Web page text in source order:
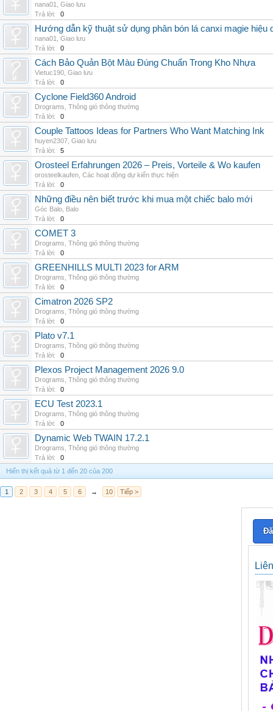
nana01
Giao lưu
Trả lời:
0
Hướng dẫn kỹ thuật sử dụng phân bón lá canxi magie hiệu
nana01
Giao lưu
Trả lời:
0
Cách Bảo Quản Bột Màu Đúng Chuẩn Trong Kho Nhựa
Vietuc190 Giao lưu
Trả lời:
0
Cyclone Field360 Android
Drograms Thông gió thông thường
Trả lời:
0
Couple Tattoos Ideas for Partners Who Want Matching Ink
huyen2307 Giao lưu
Trả lời:
5
Orosteel Erfahrungen 2026 – Preis, Vorteile & Wo kaufen
orosteelkaufen Các hoạt động dự kiến thực hiện
Trả lời:
0
Những điều nên biết trước khi mua một chiếc balo mới
Góc Balo Balo
Trả lời:
0
COMET 3
Drograms Thông gió thông thường
Trả lời:
0
GREENHILLS MULTI 2023 for ARM
Drograms Thông gió thông thường
Trả lời:
0
Cimatron 2026 SP2
Drograms Thông gió thông thường
Trả lời:
0
Plato v7.1
Drograms Thông gió thông thường
Trả lời:
0
Plexos Project Management 2026 9.0
Drograms Thông gió thông thường
Trả lời:
0
ECU Test 2023.1
Drograms Thông gió thông thường
Trả lời:
0
Dynamic Web TWAIN 17.2.1
Drograms Thông gió thông thường
Trả lời:
0
Hiển thị kết quả từ 1 đến 20 của 200
1 2 3 4 5 6 → 10 Tiếp >